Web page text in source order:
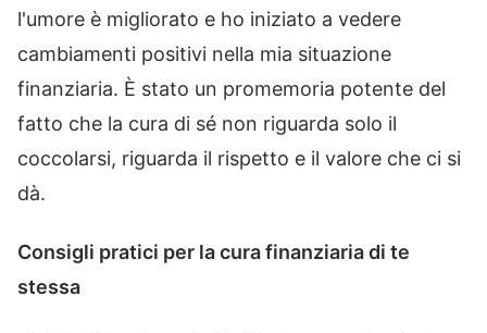
l'umore è migliorato e ho iniziato a vedere
cambiamenti positivi nella mia situazione
finanziaria. È stato un promemoria potente del
fatto che la cura di sé non riguarda solo il
coccolarsi, riguarda il rispetto e il valore che ci si
dà.
Consigli pratici per la cura finanziaria di te
stessa